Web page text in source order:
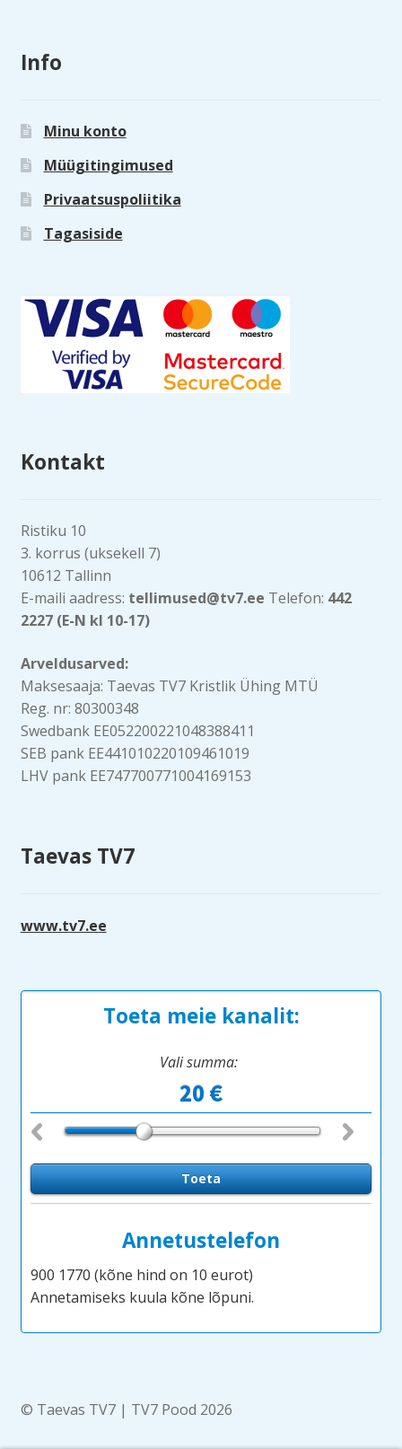
Info
Minu konto
Müügitingimused
Privaatsuspoliitika
Tagasiside
Kontakt
Ristiku 10
3. korrus (uksekell 7)
10612 Tallinn
E-maili aadress: tellimused@tv7.ee Telefon: 442
2227 (E-N kl 10-17)
Arveldusarved:
Maksesaaja: Taevas TV7 Kristlik Ühing MTÜ
Reg. nr: 80300348
Swedbank EE052200221048388411
SEB pank EE441010220109461019
LHV pank EE747700771004169153
Taevas TV7
www.tv7.ee
Toeta meie kanalit:
Vali summa:
Annetustelefon
900 1770 (kõne hind on 10 eurot)
Annetamiseks kuula kõne lõpuni.
© Taevas TV7 | TV7 Pood 2026